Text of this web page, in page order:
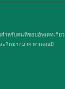
ำหรับคนที่ชอบอัพเดทเกี่ยว
ะอีกมากมาย หากคุณมี